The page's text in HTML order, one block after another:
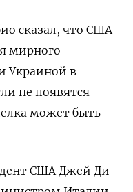
сказал, что США
мирного
Украиной в
не появятся
может быть
США Джей Ди